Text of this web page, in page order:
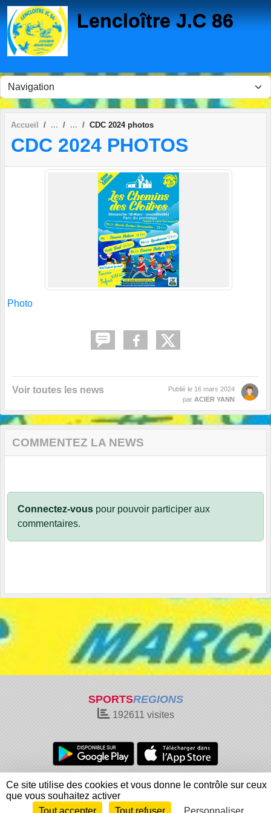
Lencloître J.C 86
Accueil CDC 2024 photos
CDC 2024 PHOTOS
Photo
Voir toutes les news Publié le 16 mars 2024
par ACIER YANN
COMMENTEZ LA NEWS
Connectez-vous pour pouvoir participer aux
commentaires.
SPORTSREGIONS
192611 visites
Charte cookies
Gestion des cookies
Informations légales
Signaler un contenu inapproprié
Panneau de gestion des cookies
Ce site utilise des cookies et vous donne le contrôle sur ceux
que vous souhaitez activer
Tout accepter
Tout refuser Personnaliser